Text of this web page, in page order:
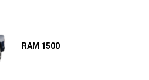
RAM 1500